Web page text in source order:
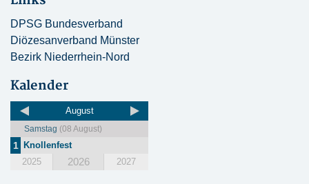
DPSG Bundesverband
Diözesanverband Münster
Bezirk Niederrhein-Nord
Kalender
August
Samstag (08 August)
1
Knollenfest
2025
2026 2027